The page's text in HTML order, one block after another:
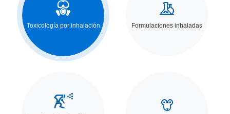

Toxicología por inhalación

Formulaciones inhaladas
 